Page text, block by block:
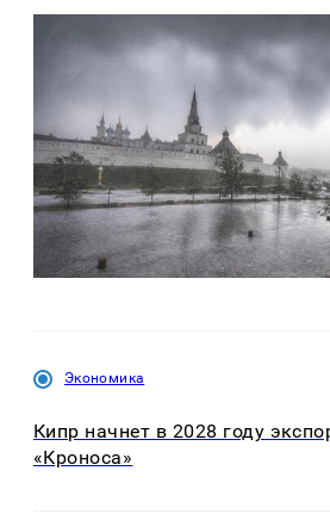
Экономика
Кипр начнет в 2028 году
«Кроноса»